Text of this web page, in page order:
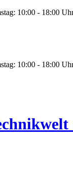
10:00 - 18:00
10:00 - 18:00